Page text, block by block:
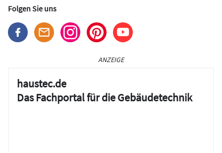
Folgen Sie uns
ANZEIGE
haustec.de
Das Fachportal für die Gebäudetechnik